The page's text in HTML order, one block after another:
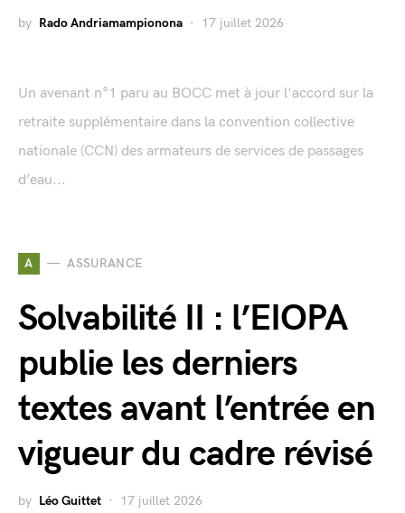
by Rado Andriamampionona 17 juillet 2026
Un avenant n°1 paru au BOCC met à jour l'accord sur la
retraite supplémentaire dans la convention collective
nationale (CCN) des armateurs de services de passages
d’eau...
A ASSURANCE
Solvabilité II : l’EIOPA
publie les derniers
textes avant l’entrée en
vigueur du cadre révisé
by Léo Guittet 17 juillet 2026